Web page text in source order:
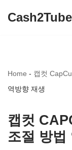
로
건
뛰
기
Cash2Tube
Home - 캡컷
역방향 재생
캡컷
조절 방법